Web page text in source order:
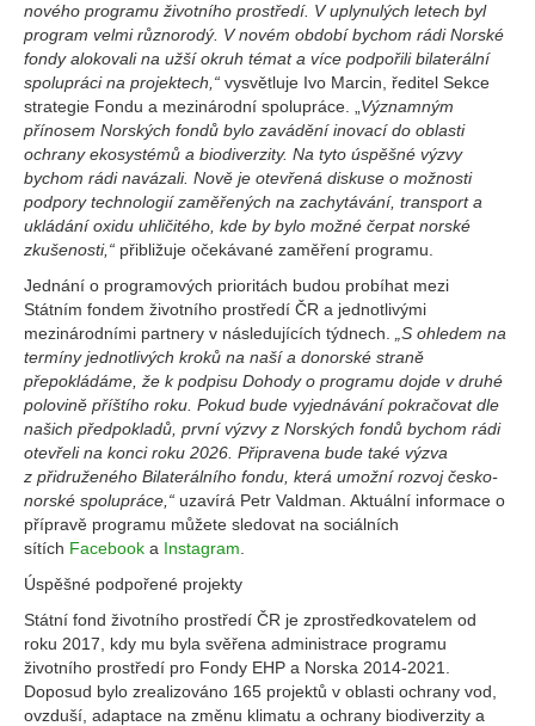
nového programu životního prostředí. V uplynulých letech byl
program velmi různorodý. V novém období bychom rádi Norské
fondy alokovali na užší okruh témat a více podpořili bilaterální
spolupráci na projektech,“ vysvětluje Ivo Marcin, ředitel Sekce
strategie Fondu a mezinárodní spolupráce. „ Významným
přínosem Norských fondů bylo zavádění inovací do oblasti
ochrany ekosystémů a biodiverzity. Na tyto úspěšné výzvy
bychom rádi navázali. Nově je otevřená diskuse o možnosti
podpory technologií zaměřených na zachytávání, transport a
ukládání oxidu uhličitého, kde by bylo možné čerpat norské
zkušenosti,“ přibližuje očekávané zaměření programu.
Jednání o programových prioritách budou probíhat mezi
Státním fondem životního prostředí ČR a jednotlivými
mezinárodními partnery v následujících týdnech.
„S ohledem na
termíny jednotlivých kroků na naší a donorské straně
přepokládáme, že k podpisu Dohody o programu dojde v druhé
polovině příštího roku. Pokud bude vyjednávání pokračovat dle
našich předpokladů, první výzvy z Norských fondů bychom rádi
otevřeli na konci roku 2026. Připravena bude také výzva
z přidruženého Bilaterálního fondu, která umožní rozvoj česko-
norské spolupráce,“ uzavírá Petr Valdman. Aktuální informace o
přípravě programu můžete sledovat na sociálních
sítích Facebook a Instagram
Úspěšné podpořené projekty
Státní fond životního prostředí ČR je zprostředkovatelem od
roku 2017, kdy mu byla svěřena administrace programu
životního prostředí pro Fondy EHP a Norska 2014-2021.
Doposud bylo zrealizováno 165 projektů v oblasti ochrany vod,
ovzduší, adaptace na změnu klimatu a ochrany biodiverzity a